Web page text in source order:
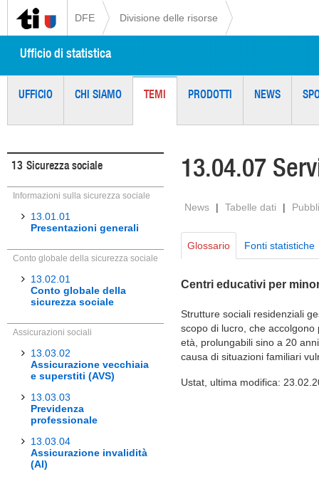
DFE Divisione delle risorse
Ufficio di statistica
UFFICIO CHI SIAMO TEMI PRODOTTI NEWS
13 Sicurezza sociale
Informazioni sulla sicurezza sociale
13.01.01
Presentazioni generali
Conto globale della sicurezza sociale
13.02.01
Conto globale della
sicurezza sociale
Assicurazioni sociali
13.03.02
Assicurazione vecchiaia
e superstiti (AVS)
13.03.03
Previdenza
professionale
13.03.04
Assicurazione invalidità
(AI)
13.04.07
News | Tabelle dati |
Glossario Fonti statistiche
Centri educativi per
Strutture sociali residenziali
scopo di lucro, che
età, prolungabili sino a 20
causa di situazioni familiari
Ustat, ultima modifica: